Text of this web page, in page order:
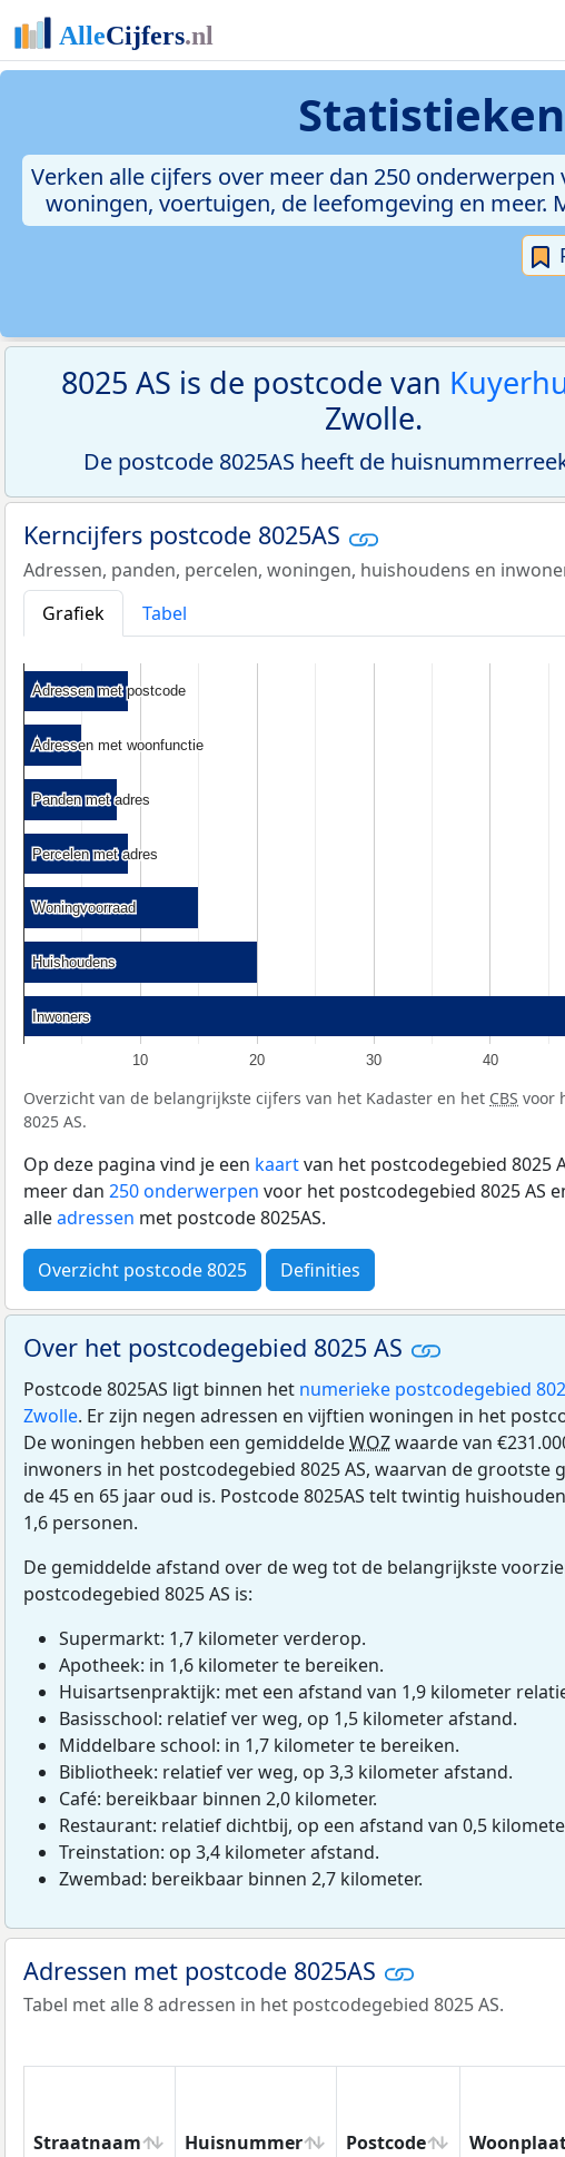
Statistieken
Verken alle cijfers over meer dan 250
woningen, voertuigen, de leefomgeving en
8025 AS is de postcode van
Zwolle.
De postcode 8025AS heeft de
Kerncijfers postcode 8025AS
Adressen, panden, percelen, woningen, huishoudens en
Grafiek
Tabel
10 20 30 40
Adressen met postcode
Adressen met postcode
Adressen met woonfunctie
Adressen met woonfunctie
Panden met adres
Panden met adres
Percelen met adres
Percelen met adres
Woningvoorraad
Woningvoorraad
Huishoudens
Huishoudens
Inwoners
Inwoners
Overzicht van de belangrijkste cijfers van het Kadaster en het CBS voor
8025 AS.
Op deze pagina vind je een kaartvan het postcodegebied 8025
meer dan 250 onderwerpen voor het postcodegebied 8025 AS
alleadressen met postcode 8025AS.
Overzicht postcode 8025 Definities
Over het postcodegebied 8025 AS
Postcode 8025AS ligt binnen het numerieke postcodegebied
Zwolle. Er zijn negen adressen en vijftien woningen in het
De woningen hebben een gemiddeldeWOZwaarde van
inwoners in het postcodegebied 8025 AS, waarvan de grootste
de 45 en 65 jaar oud is. Postcode 8025AS telt twintig
1,6 personen.
De gemiddelde afstand over de weg tot de belangrijkste
postcodegebied 8025 AS is:
Supermarkt: 1,7 kilometer verderop.
Apotheek: in 1,6 kilometer te bereiken.
Huisartsenpraktijk: met een afstand van 1,9 kilometer
Basisschool: relatief ver weg, op 1,5 kilometer afstand.
Middelbare school: in 1,7 kilometer te bereiken.
Bibliotheek: relatief ver weg, op 3,3 kilometer afstand.
Café: bereikbaar binnen 2,0 kilometer.
Restaurant: relatief dichtbij, op een afstand van 0,5
Treinstation: op 3,4 kilometer afstand.
Zwembad: bereikbaar binnen 2,7 kilometer.
Adressen met postcode 8025AS
Tabel met alle 8 adressen in het postcodegebied 8025 AS.
Straatnaam Huisnummer Postcode